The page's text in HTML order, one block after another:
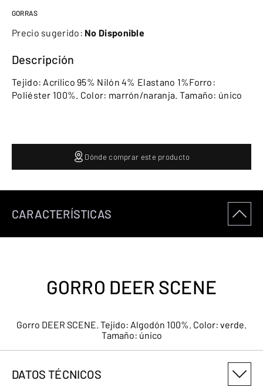
GORRAS
Precio sugerido: No Disponible
Descripción
Tejido: Acrílico 95% Nilón 4% Elastano 1%Forro:
Poliéster 100%. Color: marrón/naranja. Tamaño: único
Dónde comprar este producto
CARACTERÍSTICAS
GORRO DEER SCENE
Gorro DEER SCENE. Tejido: Algodón 100%. Color: verde.
Tamaño: único
DATOS TÉCNICOS